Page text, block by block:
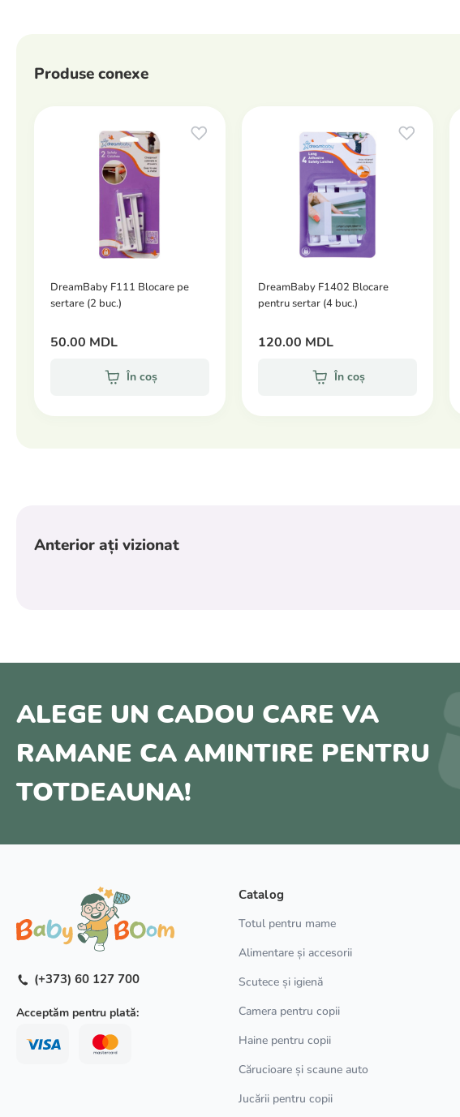
Produse conexe
DreamBaby F111 Blocare pe
sertare (2 buc.)
50.00 MDL
În coș
DreamBaby F1402 Blocare
pentru sertar (4 buc.)
120.00 MDL
În coș
Anterior ați vizionat
ALEGE UN CADOU CARE VA
RAMANE CA AMINTIRE PENTRU
TOTDEAUNA!
(+373) 60 127 700
Acceptăm pentru plată:
Catalog
Totul pentru mame
Alimentare și accesorii
Scutece și igienă
Camera pentru copii
Haine pentru copii
Cărucioare și scaune auto
Jucării pentru copii